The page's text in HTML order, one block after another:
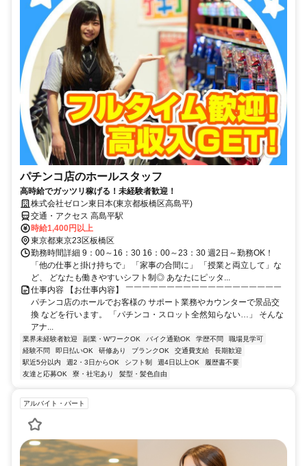
パチンコ店のホールスタッフ
高時給でガッツリ稼げる！未経験者歓迎！
株式会社ゼロン東日本(東京都板橋区高島平)
交通・アクセス 高島平駅
時給1,400円以上
東京都東京23区板橋区
勤務時間詳細 9：00～16：30 16：00～23：30 週2日～勤務OK！
「他の仕事と掛け持ちで」 「家事の合間に」 「授業と両立して」な
ど、 どなたも働きやすいシフト制◎ あなたにピッタ...
仕事内容 【お仕事内容】 ￣￣￣￣￣￣￣￣￣￣￣￣￣￣￣￣￣￣￣
パチンコ店のホールでお客様の サポート業務やカウンターで景品交
換 などを行います。 「パチンコ・スロット全然知らない…」 そんな
アナ...
業界未経験者歓迎 副業・WワークOK バイク通勤OK 学歴不問
職場見学可
経験不問
即日払いOK 研修あり ブランクOK 交通費支給
長期歓迎
駅近5分以内
週2・3日からOK シフト制 週4日以上OK
履歴書不要
友達と応募OK
寮・社宅あり 髪型・髪色自由
アルバイト・パート